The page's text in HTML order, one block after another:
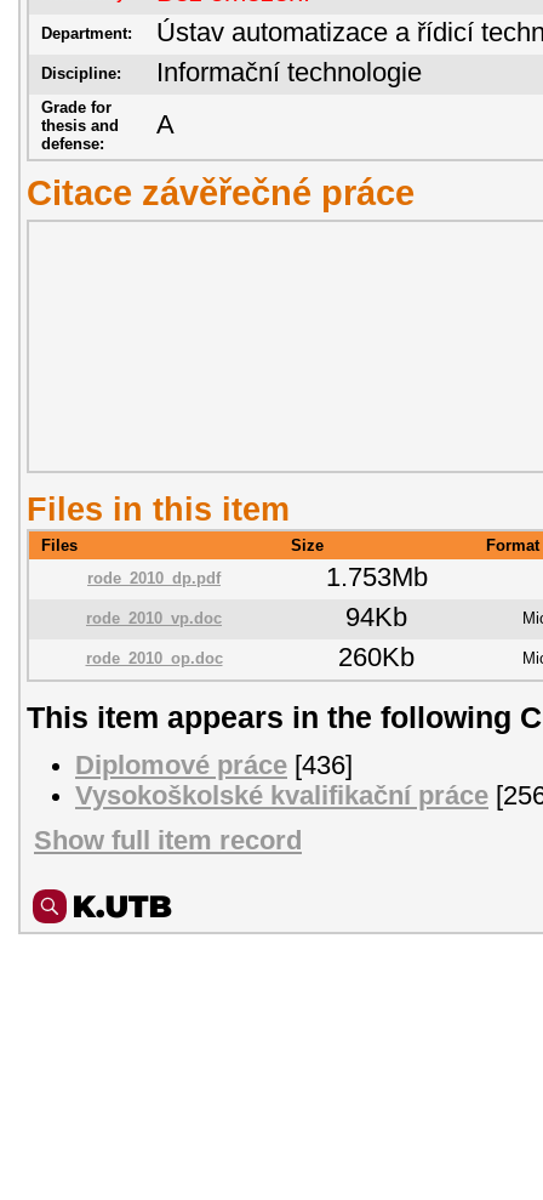
Department: Ústav automatizace a řídicí
Discipline: Informační technologie
Grade for
thesis and
defense:
A
Citace závěřečné práce
Files in this item
Files Size
Format
rode_2010_dp.pdf
1.753Mb
rode_2010_vp.doc 94Kb
rode_2010_op.doc 260Kb
This item appears in the following
Diplomové práce [436]
Vysokoškolské kvalifikační práce
Show full item record